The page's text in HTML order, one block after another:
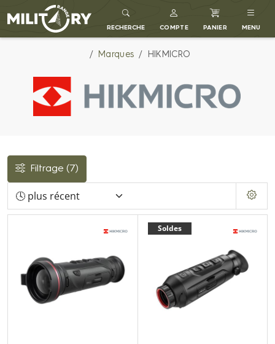
MILITARY RANGE FR
RECHERCHE COMPTE PANIER MENU
Marques HIKMICRO
Filtrage (7)
Soldes